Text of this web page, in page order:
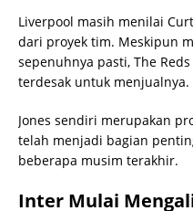
Liverpool masih menilai
dari proyek tim. Meskipun
sepenuhnya pasti, The
terdesak untuk menjualnya.
Jones sendiri merupakan
telah menjadi bagian
beberapa musim terakhir.
Inter Mulai